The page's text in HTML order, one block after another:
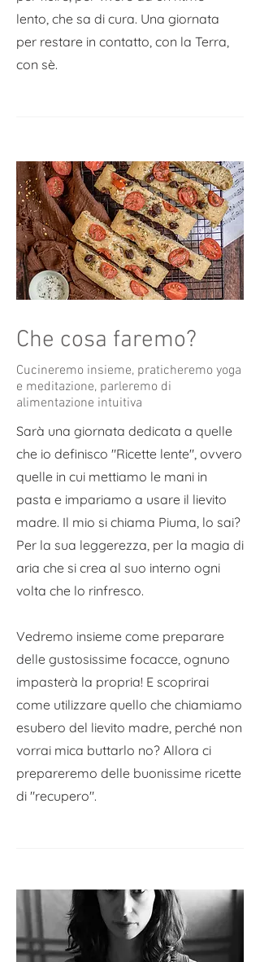
lento, che sa di cura. Una giornata
per restare in contatto, con la Terra,
con sè.
Che cosa faremo?
Cucineremo insieme, praticheremo yoga
e meditazione, parleremo di
alimentazione intuitiva
Sarà una giornata dedicata a quelle
che io definisco "Ricette lente", ovvero
quelle in cui mettiamo le mani in
pasta e impariamo a usare il lievito
madre. Il mio si chiama Piuma, lo sai?
Per la sua leggerezza, per la magia di
aria che si crea al suo interno ogni
volta che lo rinfresco.
Vedremo insieme come preparare
delle gustosissime focacce, ognuno
impasterà la propria! E scoprirai
come utilizzare quello che chiamiamo
esubero del lievito madre, perché non
vorrai mica buttarlo no? Allora ci
prepareremo delle buonissime ricette
di "recupero".